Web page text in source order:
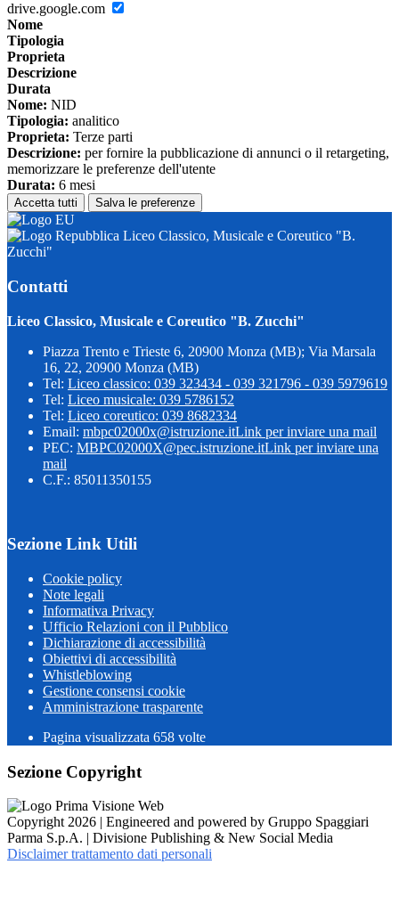
drive.google.com
Nome
Tipologia
Proprieta
Descrizione
Durata
Nome: NID
Tipologia: analitico
Proprieta: Terze parti
Descrizione: per fornire la pubblicazione di annunci o il retargeting,
memorizzare le preferenze dell'utente
Durata: 6 mesi
Accetta tutti Salva le preferenze
Liceo Classico, Musicale e Coreutico "B.
Zucchi"
Contatti
Liceo Classico, Musicale e Coreutico "B. Zucchi"
Piazza Trento e Trieste 6, 20900 Monza (MB); Via Marsala
16, 22, 20900 Monza (MB)
Tel: Liceo classico: 039 323434 - 039 321796 - 039 5979619
Tel: Liceo musicale: 039 5786152
Tel: Liceo coreutico: 039 8682334
Email: mbpc02000x@istruzione.itLink per inviare una mail
PEC: MBPC02000X@pec.istruzione.itLink per inviare una
mail
C.F.: 85011350155
Sezione Link Utili
Cookie policy
Note legali
Informativa Privacy
Ufficio Relazioni con il Pubblico
Dichiarazione di accessibilità
Obiettivi di accessibilità
Whistleblowing
Gestione consensi cookie
Amministrazione trasparente
Pagina visualizzata 658 volte
Sezione Copyright
Copyright 2026 | Engineered and powered by Gruppo Spaggiari
Parma S.p.A. | Divisione Publishing & New Social Media
Disclaimer trattamento dati personali